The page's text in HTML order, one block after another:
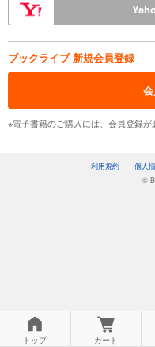
ブックライブ 新規会員登録
※電子書籍のご購入には、会員登録が
利用規約 個人
©
トップ カート